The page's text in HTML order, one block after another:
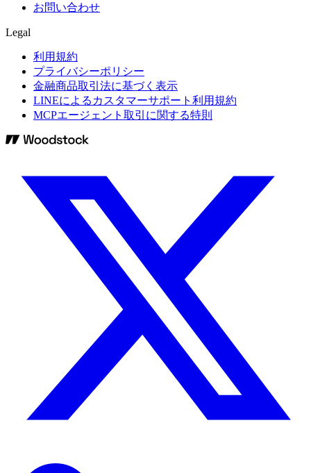
お問い合わせ
Legal
利用規約
プライバシーポリシー
金融商品取引法に基づく表示
LINEによるカスタマーサポート利用規約
MCPエージェント取引に関する特則